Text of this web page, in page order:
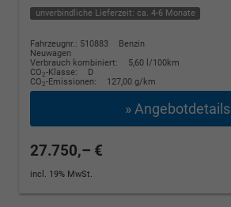
unverbindliche Lieferzeit: ca. 4-6 Monate
Fahrzeugnr.: 510883
Benzin
Neuwagen
Verbrauch kombiniert:
5,60 l/100km
CO2-Klasse:
D
CO2-Emissionen: 127,00 g/km
» Angebotdetails
27.750,– €
incl. 19% MwSt.